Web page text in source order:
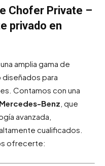
Chofer Private –
privado en
amplia gama de
para
Contamos con una
Benz , que
avanzada,
cualificados.
ofrecerte: